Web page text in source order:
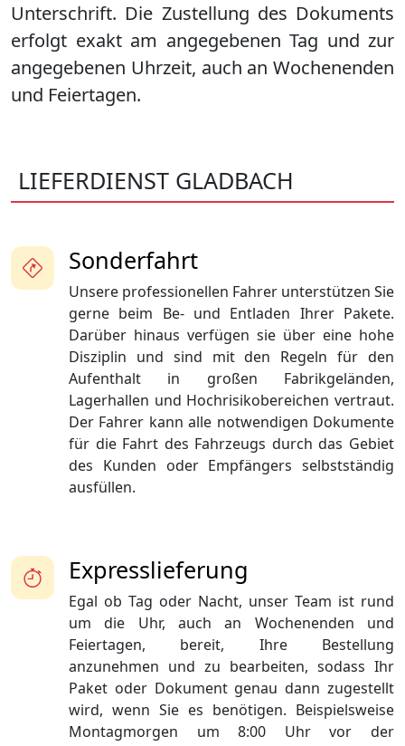
Unterschrift. Die Zustellung des Dokuments
erfolgt exakt am angegebenen Tag und zur
angegebenen Uhrzeit, auch an Wochenenden
und Feiertagen.
LIEFERDIENST GLADBACH
Sonderfahrt
Unsere professionellen Fahrer unterstützen Sie
gerne beim Be- und Entladen Ihrer Pakete.
Darüber hinaus verfügen sie über eine hohe
Disziplin und sind mit den Regeln für den
Aufenthalt in großen Fabrikgeländen,
Lagerhallen und Hochrisikobereichen vertraut.
Der Fahrer kann alle notwendigen Dokumente
für die Fahrt des Fahrzeugs durch das Gebiet
des Kunden oder Empfängers selbstständig
ausfüllen.
Expresslieferung
Egal ob Tag oder Nacht, unser Team ist rund
um die Uhr, auch an Wochenenden und
Feiertagen, bereit, Ihre Bestellung
anzunehmen und zu bearbeiten, sodass Ihr
Paket oder Dokument genau dann zugestellt
wird, wenn Sie es benötigen. Beispielsweise
Montagmorgen um 8:00 Uhr vor der